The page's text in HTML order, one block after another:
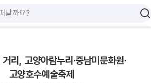
리, 고양아람누리·중남미문화원·
고양호수예술축제